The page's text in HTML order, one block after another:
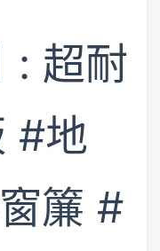
超耐
#地
簾 #